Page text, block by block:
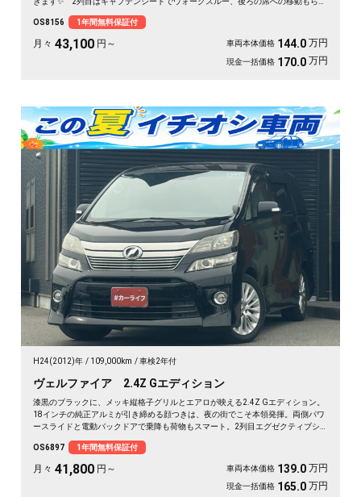
も、仕事道具の積み込みも、この一台で快適にこなせます🎵 細部まで丁寧に手
入れされた綺麗な一台、《1年保証付》で毎日を支えます🚗
OS8156 1年間無料保証付
月々 43,100 円～ 車両本体価格 144.0 万円
現金一括価格 170.0 万円
H24(2012)年 109,000km 車検2年付
ヴェルファイア 2.4Z Gエディション
漆黒のブラックに、メッキ縦格子グリルとエアロが映える2.4Z Gエディション。
18インチの純正アルミが引き締める顔つきは、夜の街でこそ本領発揮。両側パワ
ースライドと電動バックドアで乗降も荷物もスマート。2列目エグゼクティブシ
ップダウンモニターで後席の時間も特別に。長く付き合える一台として《1年保
証付》でお渡しします🚗✨💎💺😎
OS6897 1年間無料保証付
月々 41,800 円～ 車両本体価格 139.0 万円
現金一括価格 165.0 万円